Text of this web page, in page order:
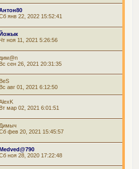
янв 22, 2022 15:52:41
ноя 11, 2021 5:26:56
дим@n
Вс сен 26, 2021 20:31:35
BeS
Вс авг 01, 2021 6:12:50
Вт мар 02, 2021 6:01:51
Димыч
фев 20, 2021 15:45:57
ноя 28, 2020 17:22:48